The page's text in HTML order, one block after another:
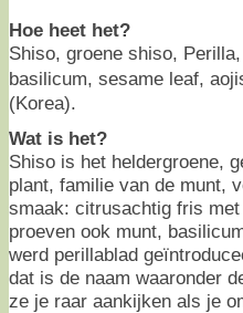
Hoe heet het?
Shiso, groene shiso,
basilicum, sesame leaf,
(Korea).
Wat is het?
Shiso is het heldergroene,
plant, familie van de munt,
smaak: citrusachtig fris
proeven ook munt,
werd perillablad
dat is de naam waaronder
ze je raar aankijken als je